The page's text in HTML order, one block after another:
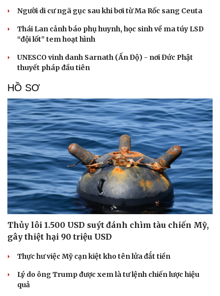
Cải chính
Người di cư ngã gục sau khi bơi từ Ma Rốc sang Ceuta
Thái Lan cảnh báo phụ huynh, học sinh về ma túy LSD
“đội lốt” tem hoạt hình
UNESCO vinh danh Sarnath (Ấn Độ) - nơi Đức Phật
thuyết pháp đầu tiên
HỒ SƠ
Thủy lôi 1.500 USD suýt đánh chìm tàu chiến Mỹ,
gây thiệt hại 90 triệu USD
Thực hư việc Mỹ cạn kiệt kho tên lửa đắt tiền
Lý do ông Trump được xem là tư lệnh chiến lược hiệu
quả